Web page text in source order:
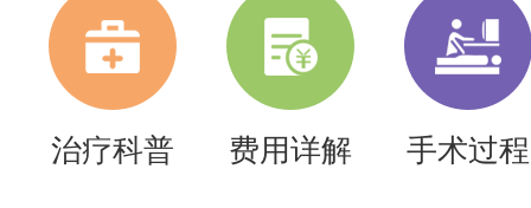
治疗科普 费用详解 手术过程